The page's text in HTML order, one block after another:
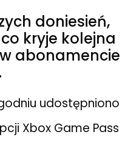
doniesień,
kryje kolejna
abonamencie
udostępniono
Xbox Game Pass